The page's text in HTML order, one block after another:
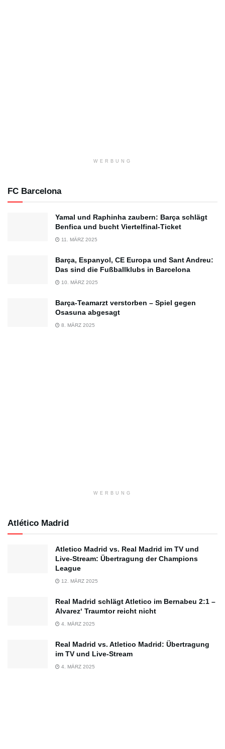
WERBUNG
FC Barcelona
Yamal und Raphinha zaubern: Barça schlägt
Benfica und bucht Viertelfinal-Ticket
11. MÄRZ 2025
Barça, Espanyol, CE Europa und Sant Andreu:
Das sind die Fußballklubs in Barcelona
10. MÄRZ 2025
Barça-Teamarzt verstorben – Spiel gegen
Osasuna abgesagt
8. MÄRZ 2025
WERBUNG
Atlético Madrid
Atletico Madrid vs. Real Madrid im TV und
Live-Stream: Übertragung der Champions
League
12. MÄRZ 2025
Real Madrid schlägt Atletico im Bernabeu 2:1 –
Alvarez‘ Traumtor reicht nicht
4. MÄRZ 2025
Real Madrid vs. Atletico Madrid: Übertragung
im TV und Live-Stream
4. MÄRZ 2025